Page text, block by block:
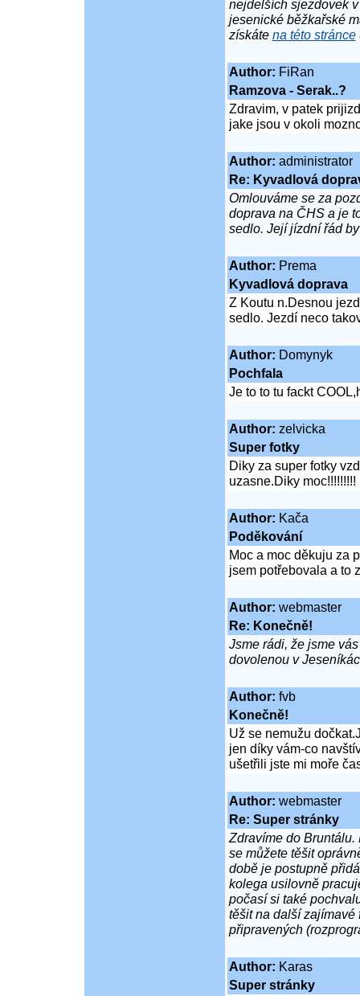
nejdelších sjezdovek
jesenické běžkařské
získáte na této stránce
Author: FiRan
Ramzova - Serak..?
Zdravim, v patek
jake jsou v okoli
Author: administrator
Re: Kyvadlová
Omlouváme se za
doprava na ČHS a je
sedlo. Její jízdní řád
Author: Prema
Kyvadlová doprava
Z Koutu n.Desnou
sedlo. Jezdí neco
Author: Domynyk
Pochfala
Je to to tu fackt
Author: zelvicka
Super fotky
Diky za super fotky
uzasne.Diky moc!!!!!!!!!
Author: Kača
Poděkování
Moc a moc děkuju za
jsem potřebovala a to
Author: webmaster
Re: Konečně!
Jsme rádi, že jsme
dovolenou v
Author: fvb
Konečně!
Už se nemužu
jen díky vám-co
ušetřili jste mi moře
Author: webmaster
Re: Super stránky
Zdravíme do
se můžete těšit
době je postupně
kolega usilovně
počasí si také
těšit na další zajímavé
připravených
Author: Karas
Super stránky